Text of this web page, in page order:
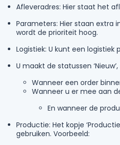
Afleveradres: Hier staat het
Parameters: Hier staan extra
wordt de prioriteit hoog.
Logistiek: U kunt een
U maakt de statussen ‘Nieuw’,
Wanneer een order
Wanneer u er mee aan
En wanneer de
Productie: Het kopje
gebruiken. Voorbeeld: